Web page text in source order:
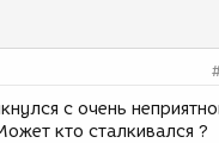
с очень
кто сталкивался ?